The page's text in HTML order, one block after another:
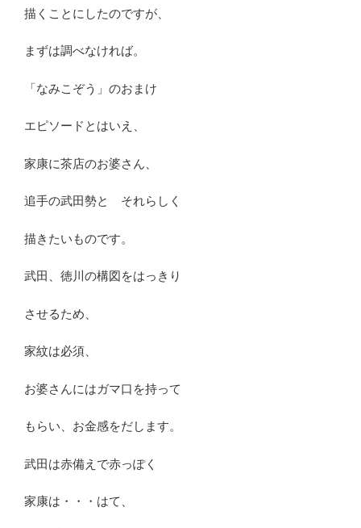
描くことにしたのですが、
まずは調べなければ。
「なみこぞう」のおまけ
エピソードとはいえ、
家康に茶店のお婆さん、
追手の武田勢と それらしく
描きたいものです。
武田、徳川の構図をはっきり
させるため、
家紋は必須、
お婆さんにはガマ口を持って
もらい、お金感をだします。
武田は赤備えで赤っぽく
家康は・・・はて、